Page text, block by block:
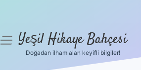
menüyüYeşil Hikaye Bahçesi
Doğadan ilham alan keyifli bilgiler!